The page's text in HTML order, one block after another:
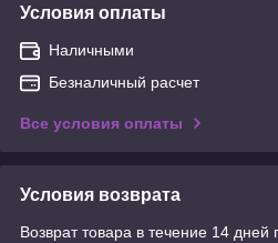
Условия оплаты
Наличными
Безналичный расчет
Все условия оплаты
Условия возврата
Возврат товара в течение 14 дней